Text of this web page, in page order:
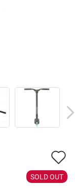
SOLD OUT